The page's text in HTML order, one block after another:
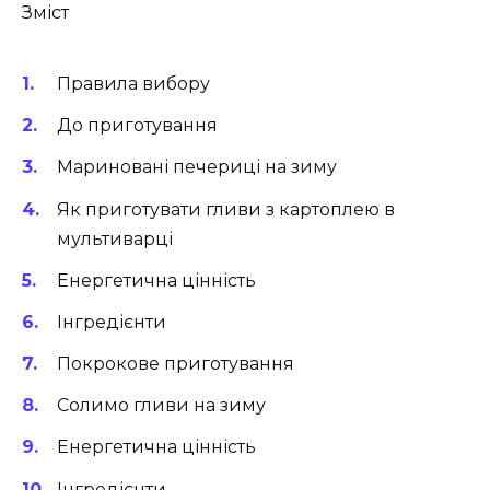
Зміст
Правила вибору
До приготування
Мариновані печериці на зиму
Як приготувати гливи з картоплею в
мультиварці
Енергетична цінність
Інгредієнти
Покрокове приготування
Солимо гливи на зиму
Енергетична цінність